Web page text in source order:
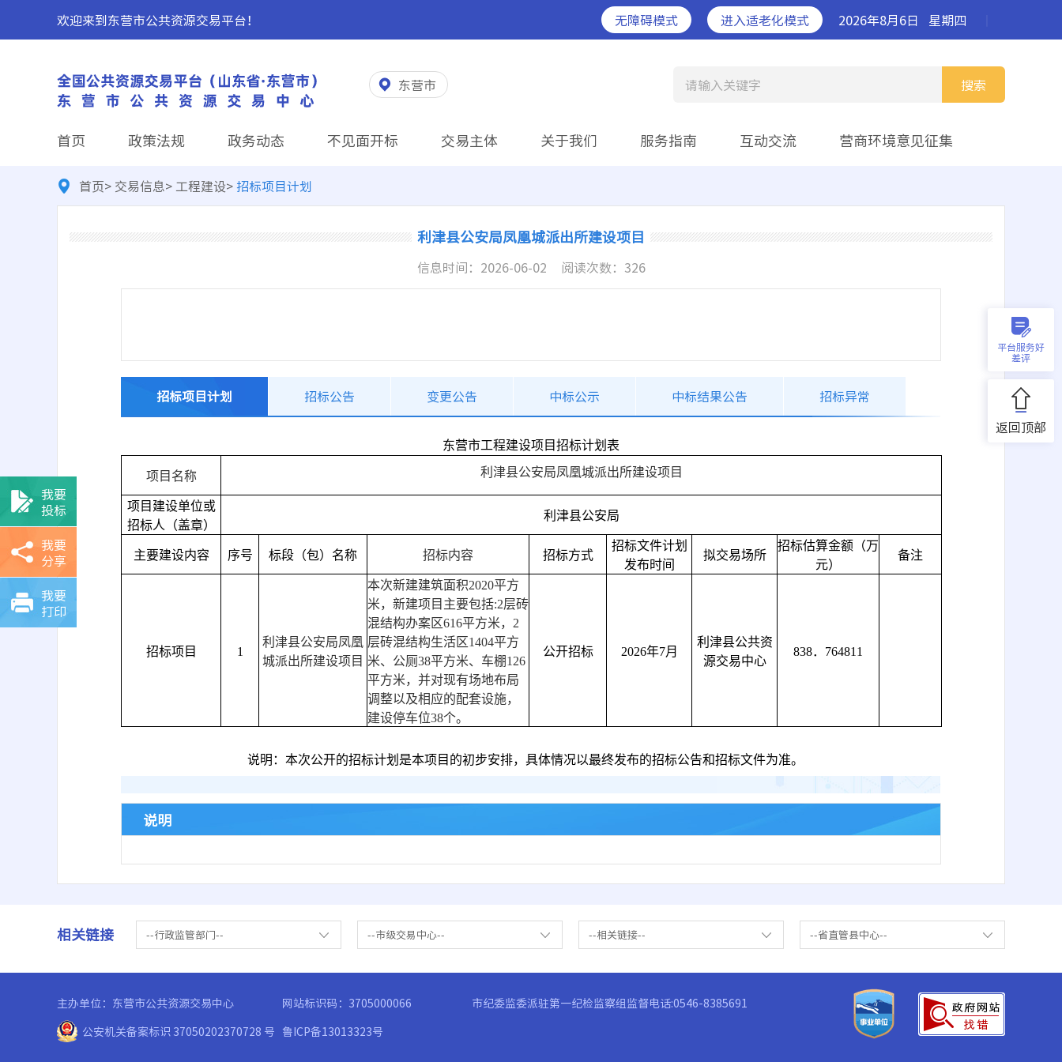
欢迎来到东营市公共资源交易平台！ 无障碍模式 进入适老化模式 2026年8月6日 星期四
东营市 搜索
请输入关键字
首页 政策法规 政务动态 不见面开标 交易主体 关于我们 服务指南 互动交流 营商环境意见征集
平台服务好
差评
返回顶部
首页> 交易信息> 工程建设>招标项目计划
利津县公安局凤凰城派出所建设项目
信息时间： 2026-06-02 阅读次数： 326
招标项目计划 招标公告 变更公告 中标公示 中标结果公告 招标异常
东营市工程建设项目招标计划表
项目名称 利津县公安局凤凰城派出所建设项目
项目建设单位或
招标人（盖章）
利津县公安局
主要建设内容 序号 标段（包）名称 招标内容 招标方式
招标文件计划
发布时间
拟交易场所
招标估算金额（万
元）
备注
招标项目 1
利津县公安局凤凰
城派出所建设项目
本次新建建筑面积2020平方
米，新建项目主要包括:2层砖
混结构办案区616平方米， 2
层砖混结构生活区1404平方
米、公厕38平方米、车棚126
平方米，并对现有场地布局
调整以及相应的配套设施，
建设停车位38个。
公开招标 2026年7月
利津县公共资
源交易中心
838．764811
说明：本次公开的招标计划是本项目的初步安排，具体情况以最终发布的招标公告和招标文件为准。
说明
我要
投标
我要
分享
我要
打印
相关链接 --行政监管部门-- --市级交易中心-- --相关链接-- --省直管县中心--
主办单位：东营市公共资源交易中心 网站标识码：3705000066
市纪委监委派驻第一纪检监察组监督电话:0546-8385691
公安机关备案标识 37050202370728 号 鲁ICP备13013323号